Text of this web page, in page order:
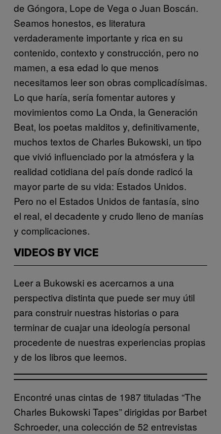
de Góngora, Lope de Vega o Juan Boscán.
Seamos honestos, es literatura
verdaderamente importante y rica en su
contenido, contexto y construcción, pero no
mamen, a esa edad lo que menos
necesitamos leer son obras complicadísimas.
Lo que haría, sería fomentar autores y
movimientos como La Onda, la Generación
Beat, los poetas malditos y, definitivamente,
muchos textos de Charles Bukowski, un tipo
que vivió influenciado por la atmósfera y la
realidad cotidiana del país donde radicó la
mayor parte de su vida: Estados Unidos.
Pero no el Estados Unidos de fantasía, sino
el real, el decadente y crudo lleno de manías
y complicaciones.
VIDEOS BY VICE
Leer a Bukowski es acercarnos a una
perspectiva distinta que puede ser muy útil
para construir nuestras historias o para
terminar de cuajar una ideología personal
procedente de nuestras experiencias propias
y de los libros que leemos.
Encontré unas cintas de 1987 tituladas “The
Charles Bukowski Tapes” dirigidas por Barbet
Schroeder, una colección de 52 entrevistas